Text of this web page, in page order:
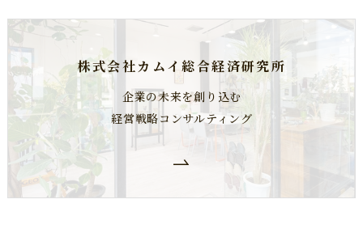
松永幸大税理士事務所
075-755-4172
株式会社カムイ総合経済研究所
企業の未来を創り込む
経営戦略コンサルティング